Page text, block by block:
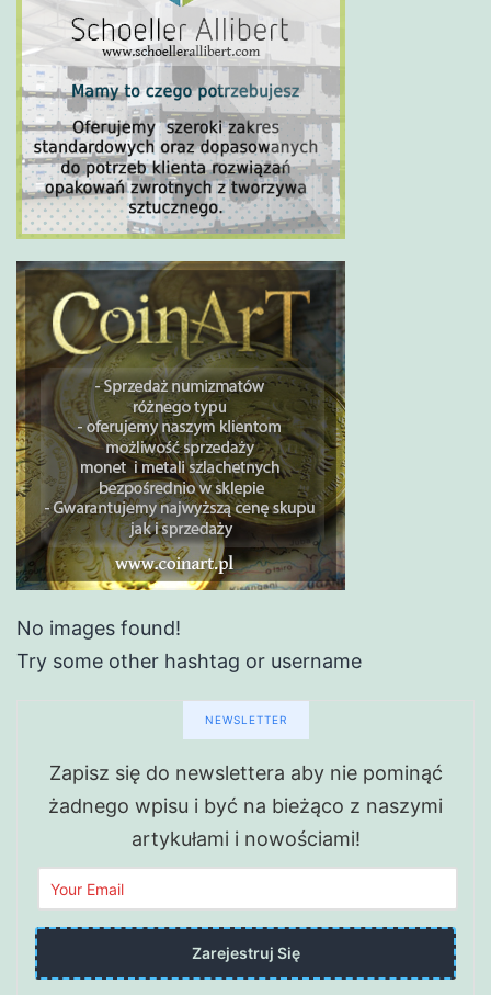
No images found!
Try some other hashtag or username
NEWSLETTER
Zapisz się do newslettera aby nie pominąć
żadnego wpisu i być na bieżąco z naszymi
artykułami i nowościami!